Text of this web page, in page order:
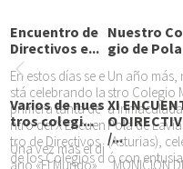
Encuentro de
Directivos e...
En estos días se e
stá celebrando la
primera tanta de
ntro del X Encuen
tro de Directivos
de los Colegios d
Nuestro
gio de
Un año más,
stro Colegio
a
Pola de
(Asturias),
ó con
Varios de nues
tros colegi...
Una vez más el di
ario «El Mundo»
XI
O
/...
MONICIÓN